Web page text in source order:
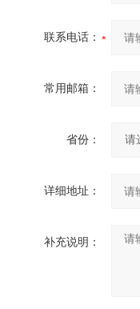
联系电话：
常用邮箱：
省份：
详细地址：
补充说明：